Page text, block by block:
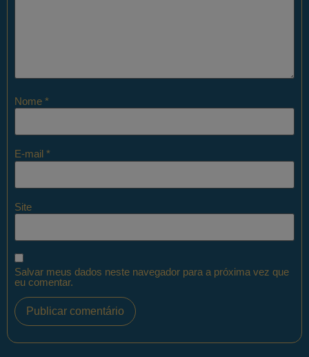
Nome *
E-mail *
Site
Salvar meus dados neste navegador para a próxima vez que
eu comentar.